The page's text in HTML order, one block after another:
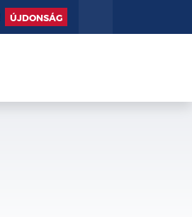
ÚJDONSÁG